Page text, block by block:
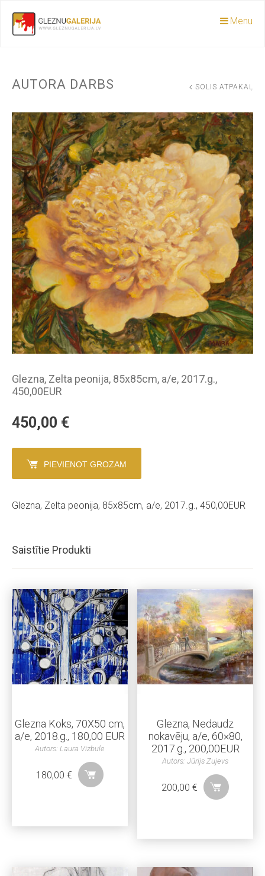
Menu
AUTORA DARBS SOLIS ATPAKAĻ
Glezna, Zelta peonija, 85x85cm, a/e, 2017.g.,
450,00EUR
450,00 €
PIEVIENOT GROZAM
Glezna, Zelta peonija, 85x85cm, a/e, 2017.g., 450,00EUR
Saistītie Produkti
Glezna Koks, 70X50 cm,
a/e, 2018.g., 180,00 EUR
Autors: Laura Vizbule
180,00 €
Glezna, Nedaudz
nokavēju, a/e, 60×80,
2017.g., 200,00EUR
Autors: Jūrijs Zujevs
200,00€